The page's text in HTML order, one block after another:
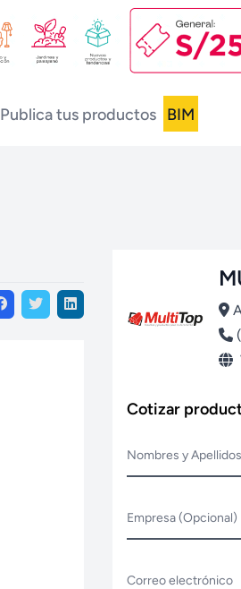
Publica tus productos BIM
Cotizar
Nombres y Apellidos
Empresa (Opcional)
Correo electrónico